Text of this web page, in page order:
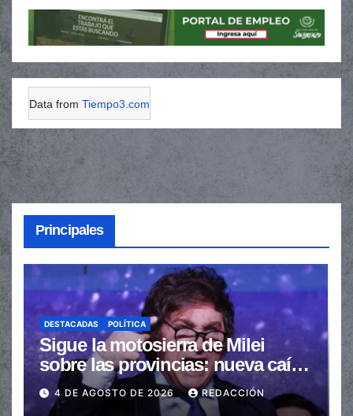
Data from Tiempo3.com
Principales
DESTACADAS POLÍTICA
Sigue la motosierra de Milei
sobre las provincias: nueva caída
de las transferencias no
automáticas
4 DE AGOSTO DE 2026 REDACCIÓN